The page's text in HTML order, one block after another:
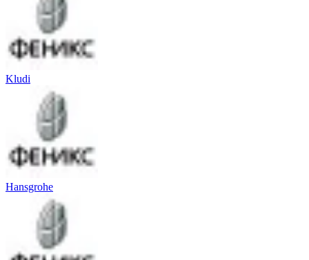
Kludi
Hansgrohe